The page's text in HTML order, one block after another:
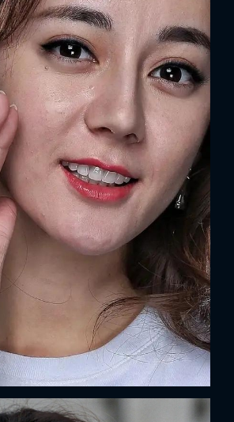
x
NHẬP